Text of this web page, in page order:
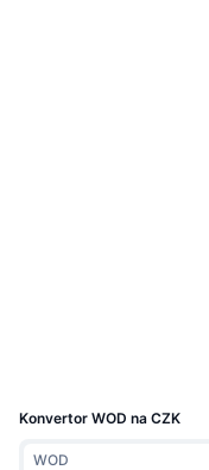
Konvertor WOD na CZK
WOD